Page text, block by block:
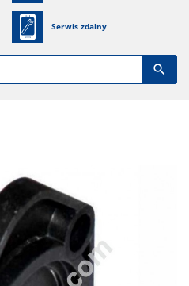
Serwis zdalny
